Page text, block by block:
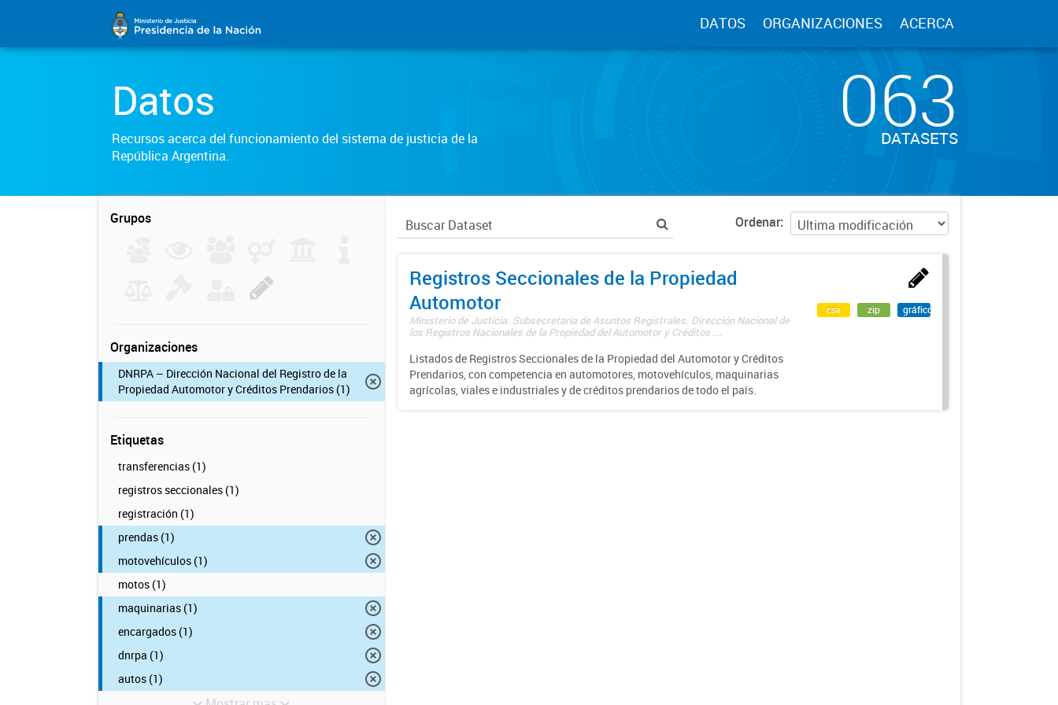
DATOS ORGANIZACIONES ACERCA
Datos
Recursos acerca del funcionamiento del sistema de justicia de la
República Argentina.
063
DATASETS
Grupos
Organizaciones
DNRPA – Dirección Nacional del Registro de la
Propiedad Automotor y Créditos Prendarios (1)
Etiquetas
transferencias (1)
registros seccionales (1)
registración (1)
prendas (1)
motovehículos (1)
motos (1)
maquinarias (1)
encargados (1)
dnrpa (1)
autos (1)
Ordenar
Registros Seccionales de la Propiedad
Automotor
Ministerio de Justicia. Subsecretaría de Asuntos Registrales. Dirección Nacional de
los Registros Nacionales de la Propiedad del Automotor y Créditos ...
Listados de Registros Seccionales de la Propiedad del Automotor y Créditos
Prendarios, con competencia en automotores, motovehículos, maquinarias
agrícolas, viales e industriales y de créditos prendarios de todo el país.
csv zip gráfico